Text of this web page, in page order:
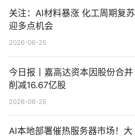
关注：AI材料暴涨 化工周期复苏
迎多点机会
2026-06-25
今日报丨嘉高达资本因股份合并
削减16.67亿股
2026-06-25
AI本地部署催热服务器市场！大